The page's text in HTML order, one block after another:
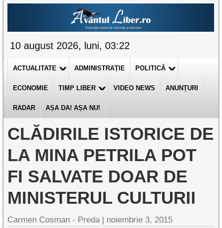
10 august 2026, luni, 03:22
ACTUALITATE ADMINISTRAȚIE POLITICĂ
ECONOMIE TIMP LIBER VIDEO NEWS ANUNȚURI
RADAR AȘA DA! AȘA NU!
CLĂDIRILE ISTORICE DE
LA MINA PETRILA POT
FI SALVATE DOAR DE
MINISTERUL CULTURII
Carmen Cosman - Preda | noiembrie 3, 2015